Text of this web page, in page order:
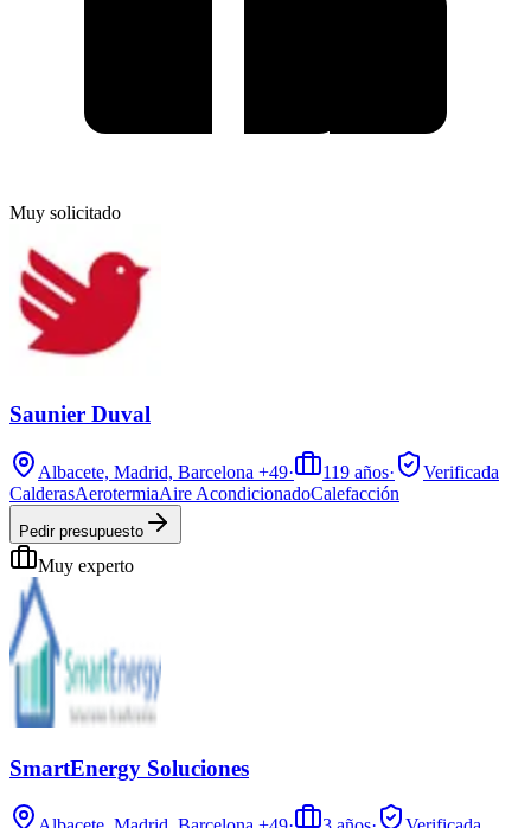
Muy solicitado
Saunier Duval
Albacete, Madrid, Barcelona +49· 119 años·
Verificada
CalderasAerotermiaAire AcondicionadoCalefacción
Pedir presupuesto
Muy experto
SmartEnergy Soluciones